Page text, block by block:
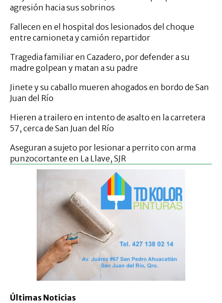
agresión hacia sus sobrinos
Fallecen en el hospital dos lesionados del choque
entre camioneta y camión repartidor
Tragedia familiar en Cazadero, por defender a su
madre golpean y matan a su padre
Jinete y su caballo mueren ahogados en bordo de San
Juan del Río
Hieren a trailero en intento de asalto en la carretera
57, cerca de San Juan del Río
Aseguran a sujeto por lesionar a perrito con arma
punzocortante en La Llave, SJR
Últimas Noticias